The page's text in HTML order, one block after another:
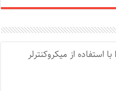
مدار دیمر پاور LED با استفاده از میکروکنترلر